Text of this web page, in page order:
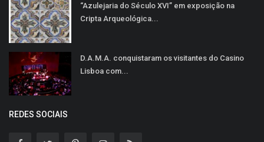
“Azulejaria do Século XVI” em exposição na
Cripta Arqueológica...
D.A.M.A. conquistaram os visitantes do Casino
Lisboa com...
REDES SOCIAIS